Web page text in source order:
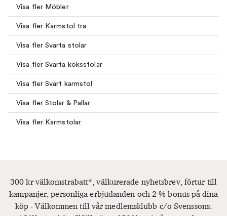
Visa fler Möbler
Visa fler Karmstol trä
Visa fler Svarta stolar
Visa fler Svarta köksstolar
Visa fler Svart karmstol
Visa fler Stolar & Pallar
Visa fler Karmstolar
300 kr välkomstrabatt*, välkurerade nyhetsbrev, förtur till
kampanjer, personliga erbjudanden och 2 % bonus på dina
köp - Välkommen till vår medlemsklubb c/o Svenssons.